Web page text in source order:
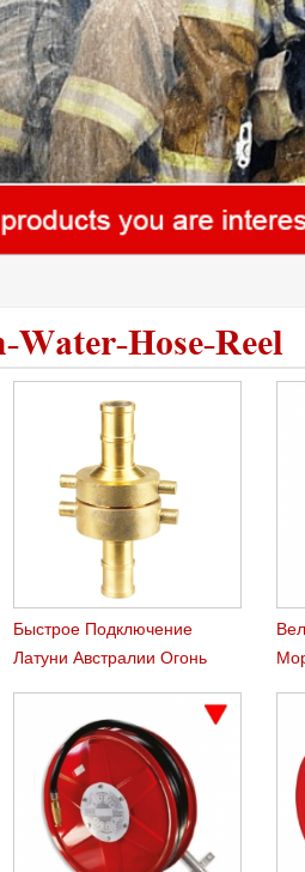
Hose-Reel
Быстрое Подключение
Латуни Австралии Огонь